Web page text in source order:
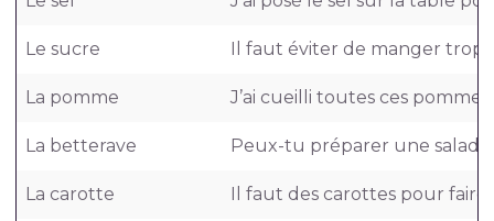
Le sucre Il faut éviter de manger trop
La pomme J’ai cueilli toutes ces pommes.
La betterave Peux-tu préparer une
La carotte Il faut des carottes pour faire